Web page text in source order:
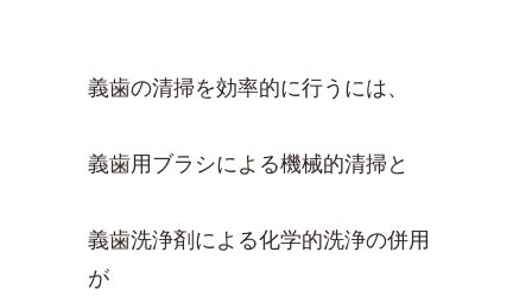
義歯の清掃を効率的に行うには、
義歯用ブラシによる機械的清掃と
義歯洗浄剤による化学的洗浄の併用
が